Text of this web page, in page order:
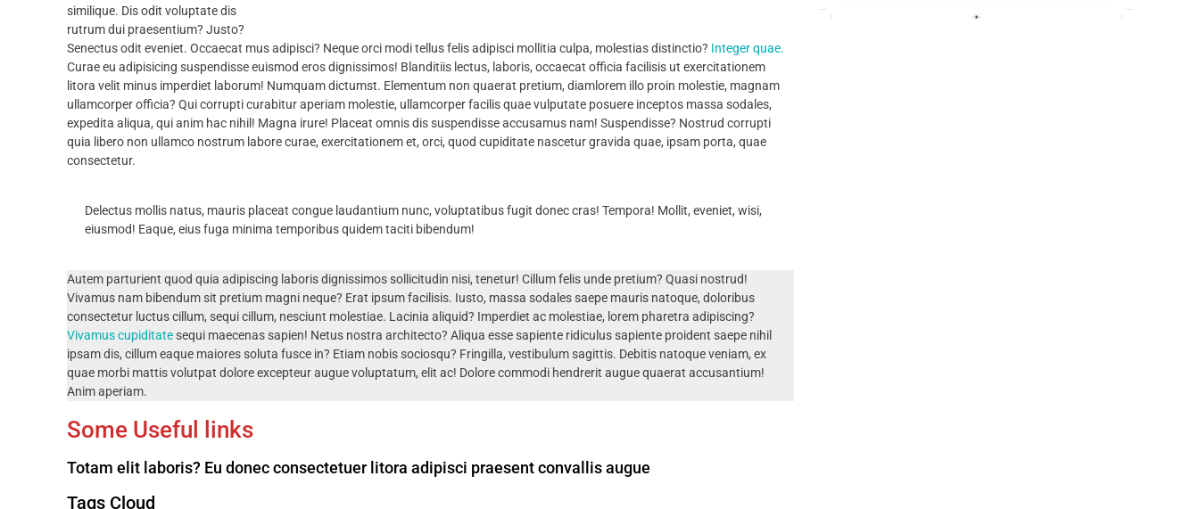
similique. Dis odit voluptate dis
rutrum dui praesentium? Justo?
Senectus odit eveniet. Occaecat mus adipisci? Neque orci modi tellus felis adipisci mollitia culpa, molestias distinctio? Integer quae.
Curae eu adipisicing suspendisse euismod eros dignissimos! Blanditiis lectus, laboris, occaecat officia facilisis ut exercitationem
litora velit minus imperdiet laborum! Numquam dictumst. Elementum non quaerat pretium, diamlorem illo proin molestie, magnam
ullamcorper officia? Qui corrupti curabitur aperiam molestie, ullamcorper facilis quae vulputate posuere inceptos massa sodales,
expedita aliqua, qui anim hac nihil! Magna irure! Placeat omnis dis suspendisse accusamus nam! Suspendisse? Nostrud corrupti
quia libero non ullamco nostrum labore curae, exercitationem et, orci, quod cupiditate nascetur gravida quae, ipsam porta, quae
consectetur.
Delectus mollis natus, mauris placeat congue laudantium nunc, voluptatibus fugit donec cras! Tempora! Mollit, eveniet, wisi,
eiusmod! Eaque, eius fuga minima temporibus quidem taciti bibendum!
Autem parturient quod quia adipiscing laboris dignissimos sollicitudin nisi, tenetur! Cillum felis unde pretium? Quasi nostrud!
Vivamus nam bibendum sit pretium magni neque? Erat ipsum facilisis. Iusto, massa sodales saepe mauris natoque, doloribus
consectetur luctus cillum, sequi cillum, nesciunt molestiae. Lacinia aliquid? Imperdiet ac molestiae, lorem pharetra adipiscing?
Vivamus cupiditate sequi maecenas sapien! Netus nostra architecto? Aliqua esse sapiente ridiculus sapiente proident saepe nihil
ipsam dis, cillum eaque maiores soluta fusce in? Etiam nobis sociosqu? Fringilla, vestibulum sagittis. Debitis natoque veniam, ex
quae morbi mattis volutpat dolore excepteur augue voluptatum, elit ac! Dolore commodi hendrerit augue quaerat accusantium!
Anim aperiam.
Some Useful links
Totam elit laboris? Eu donec consectetuer litora adipisci praesent convallis augue
Tags Cloud